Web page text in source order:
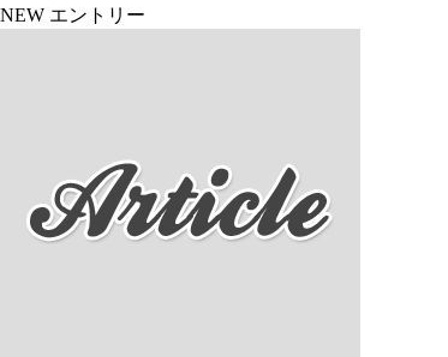
NEW エントリー